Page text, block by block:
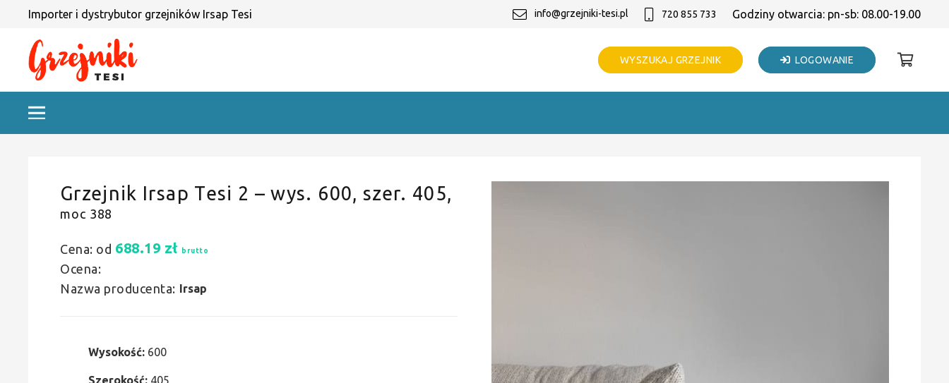
Importer i dystrybutor grzejników Irsap Tesi info@grzejniki-tesi.pl 720 855 733 Godziny otwarcia: pn-sb: 08.00-19.00
WYSZUKAJ GRZEJNIK LOGOWANIE
Grzejnik Irsap Tesi 2 – wys. 600, szer. 405,
moc 388
Cena: od 688.19 zł brutto
Ocena:
Nazwa producenta: Irsap
Wysokość: 600
Szerokość: 405